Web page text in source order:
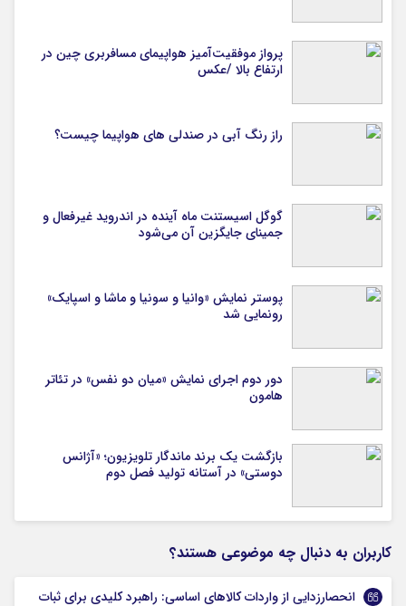
پرواز موفقیت‌آمیز هواپیمای مسافربری چین در
ارتفاع بالا /عکس
راز رنگ آبی در صندلی های هواپیما چیست؟
گوگل اسیستنت ماه آینده در اندروید غیرفعال و
جمینای جایگزین آن می‌شود
پوستر نمایش «وانیا و سونیا و ماشا و اسپایک»
رونمایی شد
دور دوم اجرای نمایش «میان دو نفس» در تئاتر
هامون
بازگشت یک برند ماندگار تلویزیون؛ «آژانس
دوستی» در آستانه تولید فصل دوم
کاربران به دنبال چه موضوعی هستند؟
انحصارزدایی از واردات کالاهای اساسی: راهبرد کلیدی برای ثبات